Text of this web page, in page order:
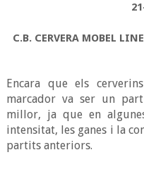
C.B. CERVERA MOBEL
Encara que els
marcador va ser un
millor, ja que en
intensitat, les ganes i la
partits anteriors.